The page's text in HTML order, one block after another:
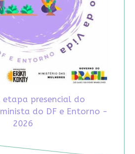
etapa presencial do
do DF e Entorno -
2026